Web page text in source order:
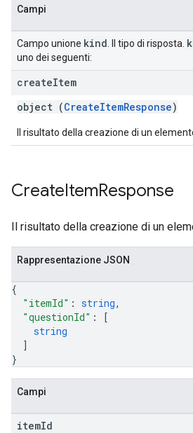
Campi
Campo unione kind . Il tipo di risposta.
uno dei seguenti:
createItem
object (CreateItemResponse)
Il risultato della creazione di un
CreateItemResponse
Il risultato della creazione di un
Rappresentazione JSON
{
"itemId" : string,
"questionId" :
[
string
]
}
Campi
itemId